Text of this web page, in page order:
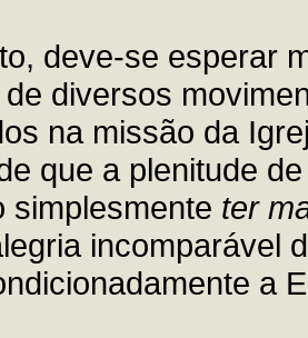
deve-se esperar
diversos
na missão da
que a plenitude
ter
incomparável
a